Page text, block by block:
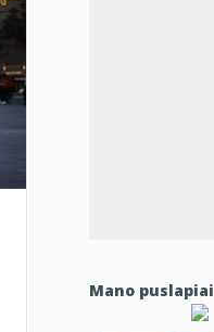
Mano puslapiai